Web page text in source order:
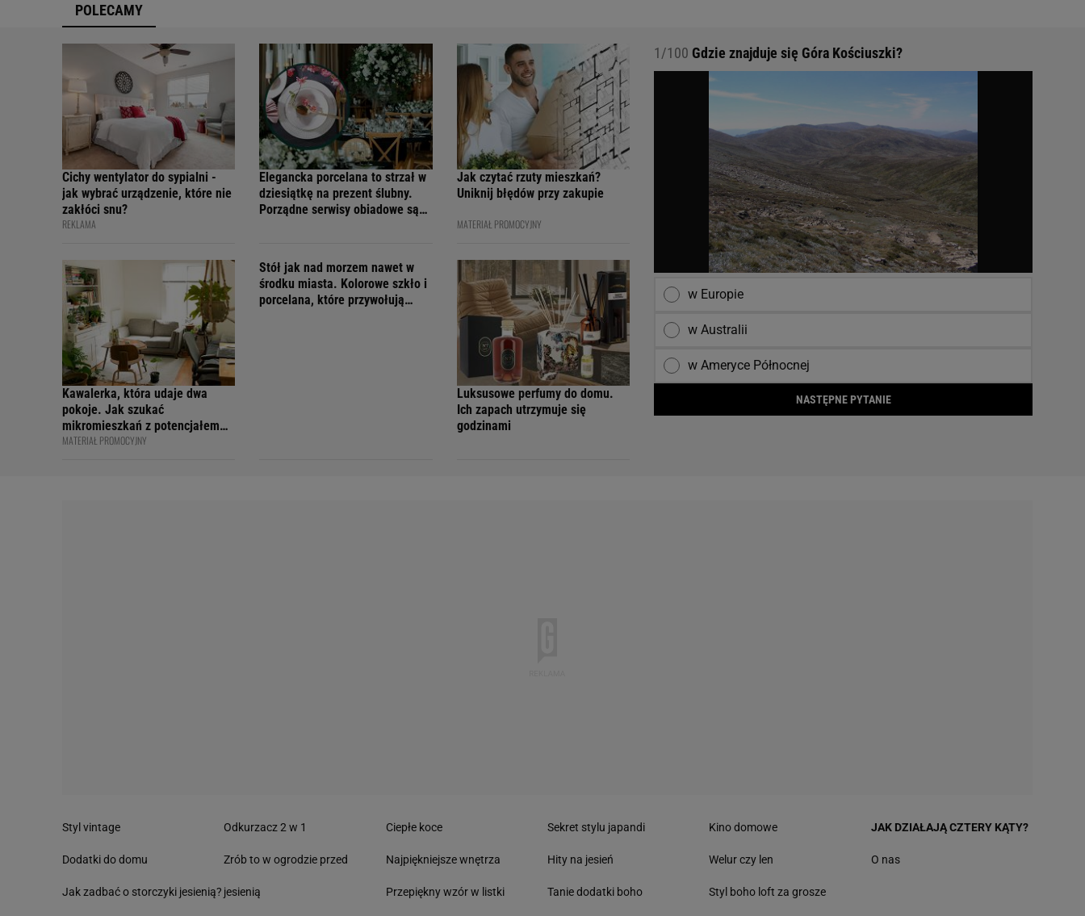
POLECAMY
Cichy wentylator do sypialni -
jak wybrać urządzenie, które nie
zakłóci snu?
REKLAMA
Elegancka porcelana to strzał w
dziesiątkę na prezent ślubny.
Porządne serwisy obiadowe są
Jak czytać rzuty mieszkań?
Uniknij błędów przy zakupie
MATERIAŁ PROMOCYJNY
Kawalerka, która udaje dwa
pokoje. Jak szukać
mikromieszkań z potencjałem
na sprytny podział?
MATERIAŁ PROMOCYJNY
Stół jak nad morzem nawet w
środku miasta. Kolorowe szkło i
porcelana, które przywołują
Luksusowe perfumy do domu.
Ich zapach utrzymuje się
godzinami
1/100 Gdzie znajduje się Góra Kościuszki?
w Europie
w Australii
w Ameryce Północnej
NASTĘPNE PYTANIE
Styl vintage
Dodatki do domu
Jak zadbać o storczyki jesienią?
Odkurzacz 2 w 1
Zrób to w ogrodzie przed
jesienią
Ciepłe koce
Najpiękniejsze wnętrza
Przepiękny wzór w listki
Sekret stylu japandi
Hity na jesień
Tanie dodatki boho
Kino domowe
Welur czy len
Styl boho loft za grosze
JAK DZIAŁAJĄ CZTERY KĄTY?
O nas